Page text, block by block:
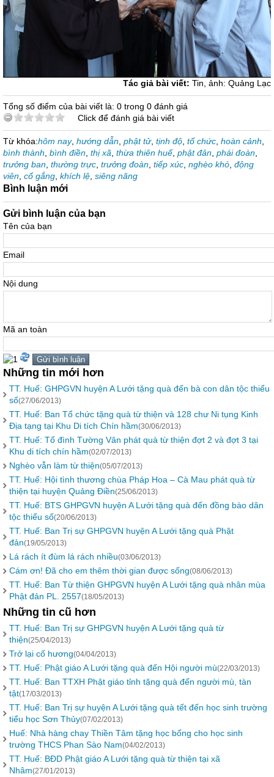
Tác giả bài viết: Tin, ảnh: Quảng Lạc
Tổng số điểm của bài viết là: 0 trong 0 đánh giá
Click để đánh giá bài viết
Từ khóa:hôm nay, hướng dẫn phật tử, tịnh độ tổ chức hoàn cảnh
bình thành bình điền thị xã thừa thiên huế, phật đản phái đoàn
trưởng ban thường trực trưởng đoàn tiếp xúc nghèo khó động
viên cố gắng khích lệ siêng năng
Bình luận mới
Gửi bình luận của bạn
Tên của bạn
Email
Nội dung
Mã an toàn
Những tin mới hơn
TT. Huế: GHPGVN huyện A Lưới tặng quà đến bà con dân tộc thiểu
số(27/06/2013)
TT. Huế: Ban Tổ chức tặng quà từ thiện và 128 chư Ni tụng Kinh
Địa tạng tại Khu Di tích Chín hầm(30/06/2013)
TT. Huế: Tổ đình Tường Vân phát quà từ thiện đợt 2 và đợt 3 tại
Khu di tích chín hầm(02/07/2013)
Nghèo vẫn làm từ thiện(05/07/2013)
TT. Huế: Hội tình thương chùa Pháp Hoa – Cà Mau phát quà từ
thiện tại huyện Quảng Điền(25/06/2013)
TT. Huế: BTS GHPGVN huyện A Lưới tặng quà đến đồng bào dân
tộc thiểu số(20/06/2013)
TT. Huế: Ban Trị sự GHPGVN huyện A Lưới tặng quà Phật
đản(19/05/2013)
Lá rách ít đùm lá rách nhiều(03/06/2013)
Cám ơn! Đã cho em thêm thời gian được sống(08/06/2013)
TT. Huế: Ban Từ thiện GHPGVN huyện A Lưới tặng quà nhân mùa
Phật đản PL. 2557(18/05/2013)
Những tin cũ hơn
TT. Huế: Ban Trị sự GHPGVN huyện A Lưới tặng quà từ
thiện(25/04/2013)
Trở lại cố hương(04/04/2013)
TT. Huế: Phật giáo A Lưới tặng quà đến Hội người mù(22/03/2013)
TT. Huế: Ban TTXH Phật giáo tỉnh tặng quà đến người mù, tàn
tật(17/03/2013)
TT. Huế: Ban Trị sự huyện A Lưới tặng quà tết đến học sinh trường
tiểu học Sơn Thủy(07/02/2013)
Huế: Nhà hàng chay Thiền Tâm tặng học bổng cho học sinh
trường THCS Phan Sào Nam(04/02/2013)
TT. Huế: BĐD Phật giáo A Lưới tặng quà từ thiện tại xã
Nhâm(27/01/2013)